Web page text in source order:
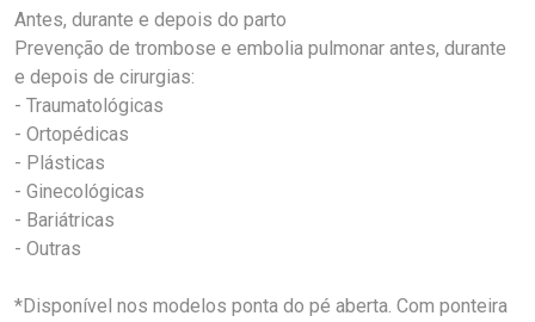
Antes, durante e depois do parto
Prevenção de trombose e embolia pulmonar antes, durante
e depois de cirurgias:
- Traumatológicas
- Ortopédicas
- Plásticas
- Ginecológicas
- Bariátricas
- Outras
*Disponível nos modelos ponta do pé aberta. Com ponteira